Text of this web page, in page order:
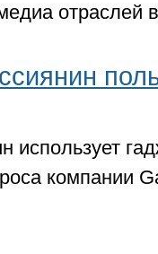
отраслей
использует
компании